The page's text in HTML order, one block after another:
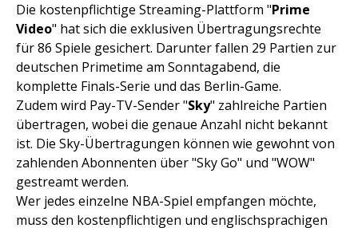
Die kostenpflichtige Streaming-Plattform "Prime
Video" hat sich die exklusiven Übertragungsrechte
für 86 Spiele gesichert. Darunter fallen 29 Partien zur
deutschen Primetime am Sonntagabend, die
komplette Finals-Serie und das Berlin-Game.
Zudem wird Pay-TV-Sender "Sky" zahlreiche Partien
übertragen, wobei die genaue Anzahl nicht bekannt
ist. Die Sky-Übertragungen können wie gewohnt von
zahlenden Abonnenten über "Sky Go" und "WOW"
gestreamt werden.
Wer jedes einzelne NBA-Spiel empfangen möchte,
muss den kostenpflichtigen und englischsprachigen